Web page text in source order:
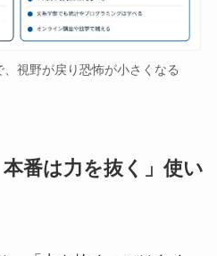
視野が戻り恐怖が小さくなる
本番は力を抜く」使い